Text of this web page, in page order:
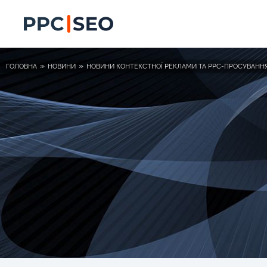
ГОЛОВНА » НОВИНИ » НОВИНИ КОНТЕКСТНОЇ РЕКЛАМИ ТА PPC-